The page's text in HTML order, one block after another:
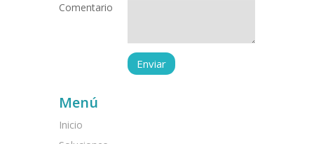
Comentario
Menú
Inicio